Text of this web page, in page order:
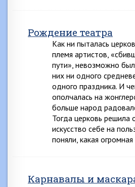
Рождение театра
Как ни пыталась
племя артистов,
пути», невозможно
них ни одного
одного праздника. И
ополчалась на
больше народ
Тогда церковь решила
искусство себе на
поняли, какая
Карнавалы и